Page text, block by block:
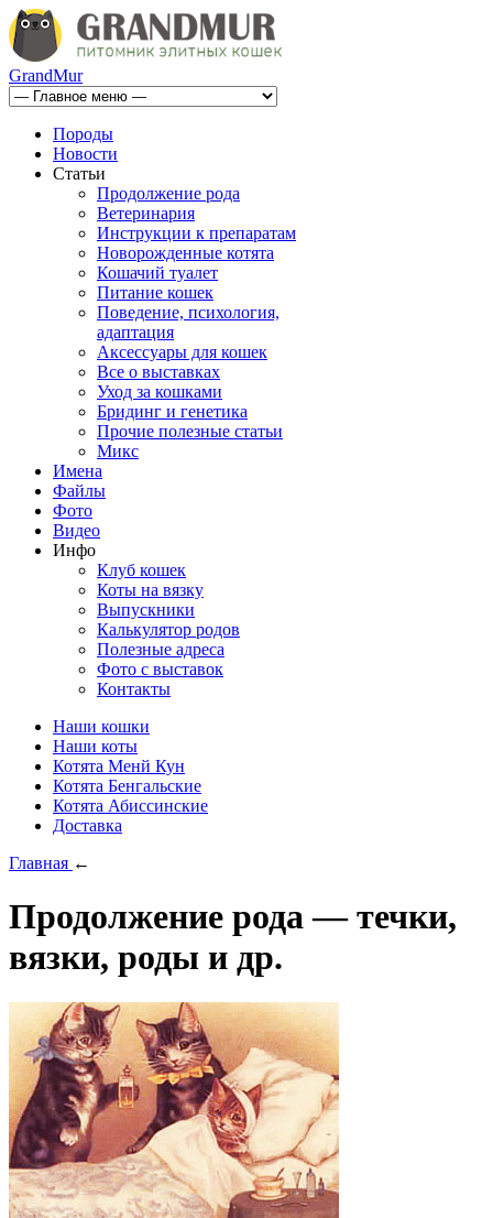
GrandMur
Породы
Новости
Статьи
Продолжение рода
Ветеринария
Инструкции к препаратам
Новорожденные котята
Кошачий туалет
Питание кошек
Поведение, психология,
адаптация
Аксессуары для кошек
Все о выставках
Уход за кошками
Бридинг и генетика
Прочие полезные статьи
Микс
Имена
Файлы
Фото
Видео
Инфо
Клуб кошек
Коты на вязку
Выпускники
Калькулятор родов
Полезные адреса
Фото с выставок
Контакты
Наши кошки
Наши коты
Котята Менй Кун
Котята Бенгальские
Котята Абиссинские
Доставка
Главная ←
Продолжение рода — течки,
вязки, роды и др.